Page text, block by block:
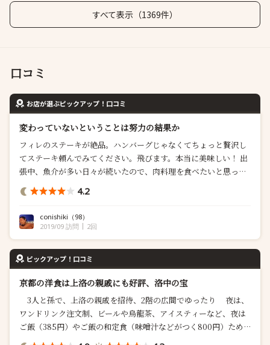
すべて表示（1369件）
口コミ
お店が選ぶピックアップ！口コミ
変わっていないということは努力の結果か
フィレのステーキが絶品。ハンバーグじゃなくてちょっと贅沢し
てステーキ頼んでみてください。飛びます。本当に美味しい！ 出
張中、魚介が多い日々が続いたので、肉料理を食べたいと思って
来訪。 いろいろ食べ歩いているとかつて美味しいと思った店で
も、久々に訪問すると味が落ちていたり細部へのこだわりがなま
らぬ」、と反面教師になることが多い。しかし...
4.2
conishiki （98）
2019/09 訪問
2回
ピックアップ！口コミ
京都の洋食は上洛の親戚にも好評、洛中の宝
3人と孫で、上洛の親戚を招待、2階の広間でゆったり 夜は、
ワンドリンク注文制、ビールや烏龍茶、アイスティーなど、夜は
ご飯（385円）やご飯の和定食（味噌汁などがつく800円）ため
割高になるがゆったり楽しめる ハヤシライス（1,800円）は具が